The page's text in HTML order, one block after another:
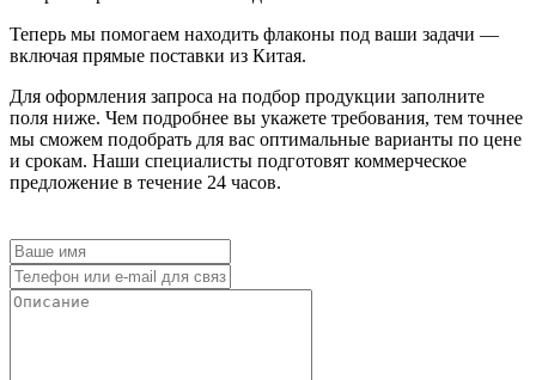
Теперь мы помогаем находить флаконы под ваши задачи —
включая прямые поставки из Китая.
Для оформления запроса на подбор продукции заполните
поля ниже. Чем подробнее вы укажете требования, тем точнее
мы сможем подобрать для вас оптимальные варианты по цене
и срокам. Наши специалисты подготовят коммерческое
предложение в течение 24 часов.